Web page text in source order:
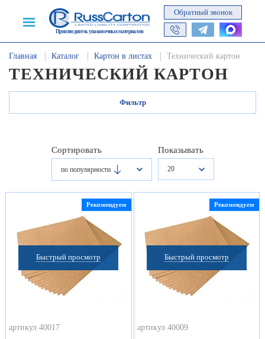
Производитель упаковочных материалов
Обратный звонок
Главная Каталог Картон в листах Технический картон
ТЕХНИЧЕСКИЙ КАРТОН
Фильтр
Сортировать
по популярности
Показывать
20
Быстрый просмотр
Рекомендуем
артикул 40017
Быстрый просмотр
Рекомендуем
артикул 40009